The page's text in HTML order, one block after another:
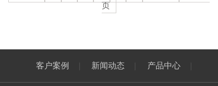
页
客户案例 | 新闻动态 | 产品中心 |